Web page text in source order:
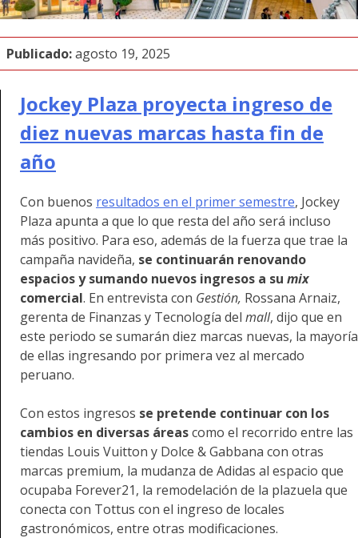
Publicado:agosto 19, 2025
Jockey Plaza proyecta ingreso de
diez nuevas marcas hasta fin de
año
Con buenos resultados en el primer semestre, Jockey
Plaza apunta a que lo que resta del año será incluso
más positivo. Para eso, además de la fuerza que trae la
campaña navideña, se continuarán renovando
espacios y sumando nuevos ingresos a su mix
comercial. En entrevista con Gestión, Rossana Arnaiz,
gerenta de Finanzas y Tecnología del mall, dijo que en
este periodo se sumarán diez marcas nuevas, la mayoría
de ellas ingresando por primera vez al mercado
peruano.
Con estos ingresos se pretende continuar con los
cambios en diversas áreascomo el recorrido entre las
tiendas Louis Vuitton y Dolce & Gabbana con otras
marcas premium, la mudanza de Adidas al espacio que
ocupaba Forever21, la remodelación de la plazuela que
conecta con Tottus con el ingreso de locales
gastronómicos, entre otras modificaciones.